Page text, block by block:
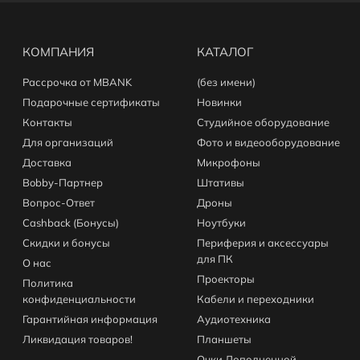
КОМПАНИЯ
Рассрочка от MBANK
Подарочные сертификаты
Контакты
Для организаций
Доставка
Bobby-Партнер
Вопрос-Ответ
Cashback (Бонусы)
Скидки и бонусы
О нас
Политика
конфиденциальности
Гарантийная информация
Ликвидация товаров!
КАТАЛОГ
(без имени)
Новинки
Студийное оборудование
Фото и видеооборудование
Микрофоны
Штативы
Дроны
Ноутбуки
Периферия и аксессуары
для ПК
Проекторы
Кабели и переходники
Аудиотехника
Планшеты